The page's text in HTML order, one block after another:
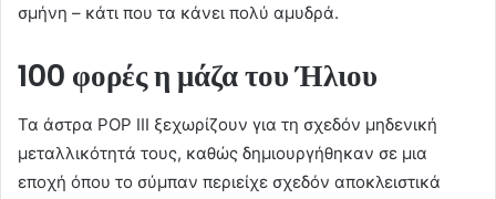
σμήνη – κάτι που τα κάνει πολύ αμυδρά.
100 φορές η μάζα του Ήλιου
Τα άστρα POP III ξεχωρίζουν για τη σχεδόν μηδενική
μεταλλικότητά τους, καθώς δημιουργήθηκαν σε μια
εποχή όπου το σύμπαν περιείχε σχεδόν αποκλειστικά